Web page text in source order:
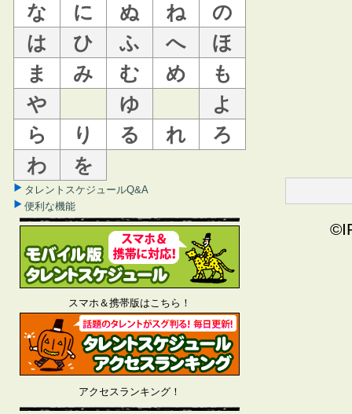
な
に ぬ ね
の
は
ひ ふ へ
ほ
ま
み む め
も
や
ゆ
よ
ら
り る れ
ろ
わ
を
タレントスケジュールQ&A
便利な機能
スマホ＆携帯版はこちら！
アクセスランキング！